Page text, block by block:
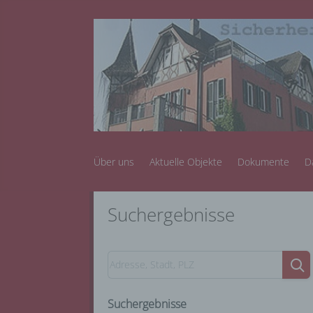
Über uns Aktuelle Objekte Dokumente
Suchergebnisse
Suchergebnisse